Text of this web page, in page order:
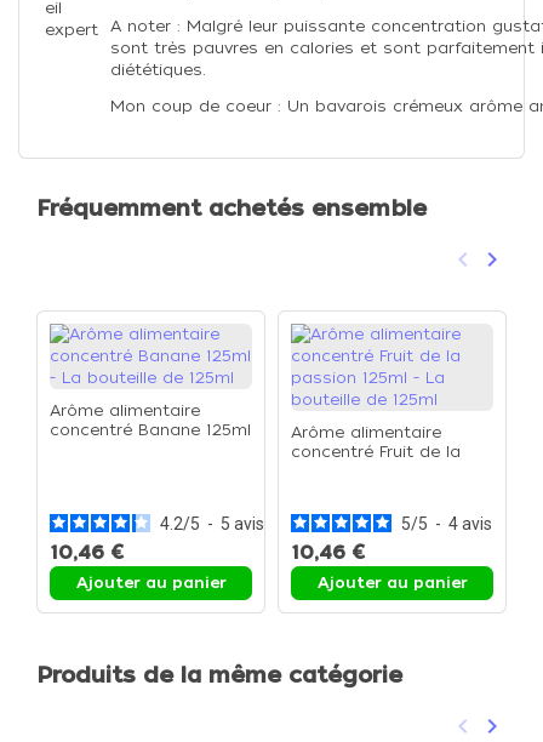
A noter : Malgré leur puissante concentration
sont très pauvres en calories et sont parfaitement
diététiques.
Mon coup de coeur : Un bavarois crémeux arôme
Fréquemment achetés ensemble
Précédent
keyboard_arrow_left keyboard_arrow_right
Arôme alimentaire
concentré Banane 125ml
4.2/5 - 5 avis
10,46 €
Ajouter au panier
Arôme alimentaire
concentré Fruit de la
5/5 - 4avis
10,46 €
Ajouter au panier
Produits de la même catégorie
Précédent
keyboard_arrow_left keyboard_arrow_right